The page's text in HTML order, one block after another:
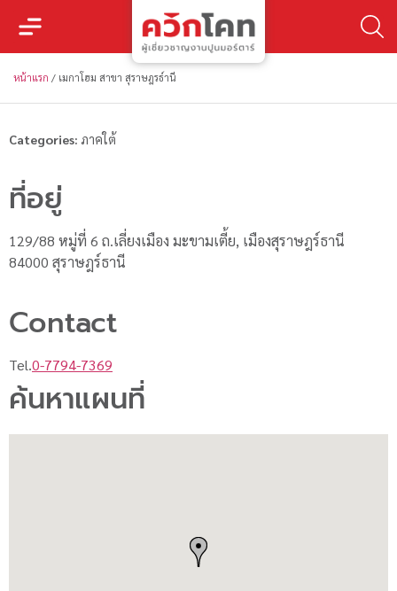
หน้าแรก / เมกาโฮม สาขา สุราษฎรธ์านี
Categories: ภาคใต้
ที่อยู่
129/88 หมู่ที่ 6 ถ.เลี่ยงเมือง มะขามเตี้ย, เมืองสุราษฎร์ธานี
84000 สุราษฎร์ธานี
Contact
Tel.0-7794-7369
ค้นหาแผนที่